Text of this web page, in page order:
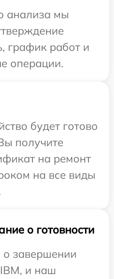
анализа мы
график работ и
операции.
будет готово
получите
на ремонт
на все виды
о готовности
завершении
и наш